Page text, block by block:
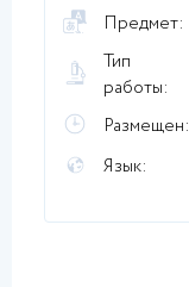
Предмет:
Тип
работы:
Размещен:
Язык: